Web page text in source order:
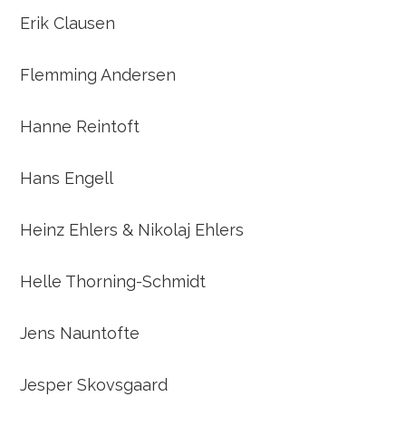
Erik Clausen
Flemming Andersen
Hanne Reintoft
Hans Engell
Heinz Ehlers & Nikolaj Ehlers
Helle Thorning-Schmidt
Jens Nauntofte
Jesper Skovsgaard